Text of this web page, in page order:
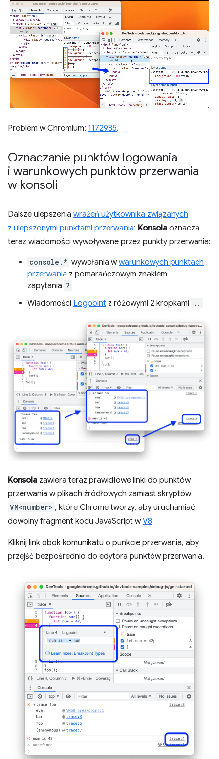
Problem w Chromium: 1172985.
Oznaczanie punktów logowania
i warunkowych punktów przerwania
w konsoli
Dalsze ulepszenia wrażeń użytkownika związanych
z ulepszonymi punktami przerwania: Konsola oznacza
teraz wiadomości wywoływane przez punkty przerwania:
console.* wywołania wwarunkowych punktach
przerwania z pomarańczowym znakiem
zapytania ?
Wiadomości Logpoint z różowymi 2 kropkami ..
Konsola zawiera teraz prawidłowe linki do punktów
przerwania w plikach źródłowych zamiast skryptów
VM<number> , które Chrome tworzy, aby uruchamiać
dowolny fragment kodu JavaScript wV8.
Kliknij link obok komunikatu o punkcie przerwania, aby
przejść bezpośrednio do edytora punktów przerwania.